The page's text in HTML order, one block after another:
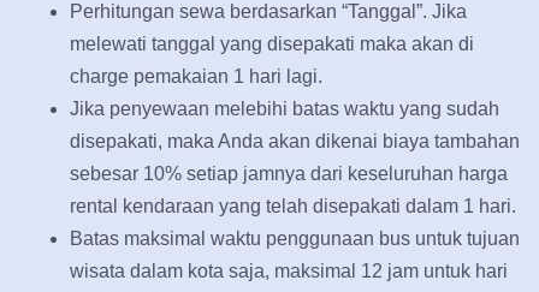
Perhitungan sewa berdasarkan “Tanggal”. Jika
melewati tanggal yang disepakati maka akan di
charge pemakaian 1 hari lagi.
Jika penyewaan melebihi batas waktu yang sudah
disepakati, maka Anda akan dikenai biaya tambahan
sebesar 10% setiap jamnya dari keseluruhan harga
rental kendaraan yang telah disepakati dalam 1 hari.
Batas maksimal waktu penggunaan bus untuk tujuan
wisata dalam kota saja, maksimal 12 jam untuk hari